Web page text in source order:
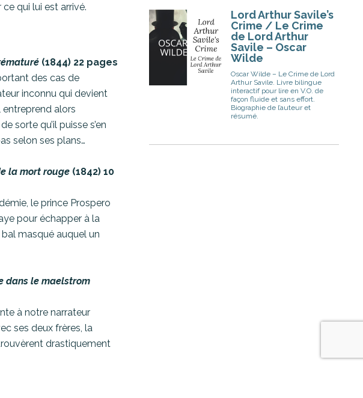
qui lui est arrivé.
(1844) 22 pages
des cas de
inconnu qui devient
entreprend alors
sorte qu’il puisse s’en
selon ses plans…
la mort rouge (1842) 10
le prince Prospero
pour échapper à la
bal masqué auquel un
dans le maelstrom
à notre narrateur
ses deux frères, la
drastiquement
Lord Arthur Savile’s
Crime / Le Crime
de Lord Arthur
Savile – Oscar
Wilde
Oscar Wilde – Le Crime de Lord
Arthur Savile. Livre bilingue
interactif pour lire en V.O. de
façon fluide et sans effort.
Biographie de l’auteur et
résumé.